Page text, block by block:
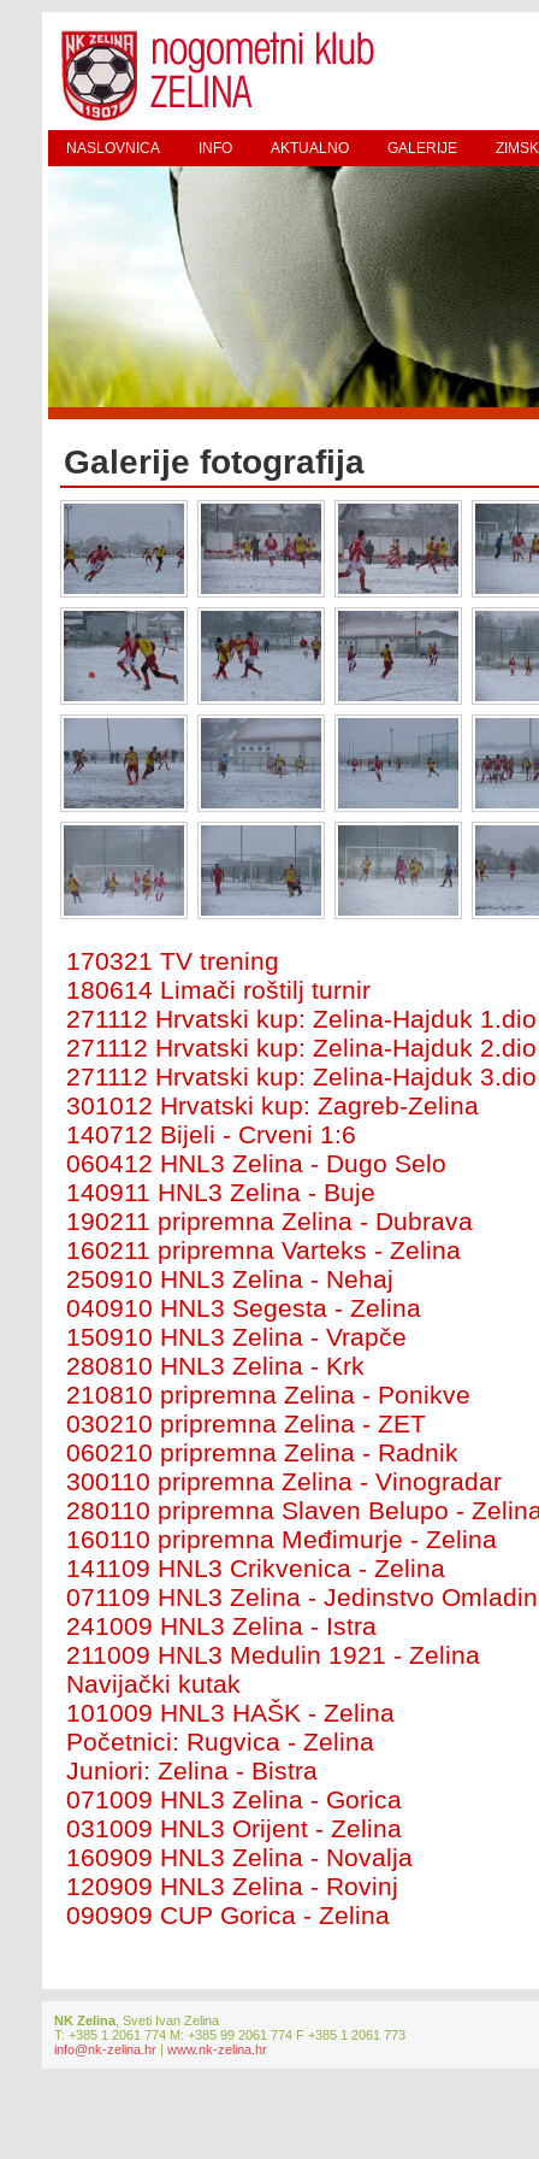
NASLOVNICA INFO AKTUALNO GALERIJE
Galerije fotografija
170321 TV trening
180614 Limači roštilj turnir
271112 Hrvatski kup: Zelina-Hajduk 1.dio
271112 Hrvatski kup: Zelina-Hajduk 2.dio
271112 Hrvatski kup: Zelina-Hajduk 3.dio
301012 Hrvatski kup: Zagreb-Zelina
140712 Bijeli - Crveni 1:6
060412 HNL3 Zelina - Dugo Selo
140911 HNL3 Zelina - Buje
190211 pripremna Zelina - Dubrava
160211 pripremna Varteks - Zelina
250910 HNL3 Zelina - Nehaj
040910 HNL3 Segesta - Zelina
150910 HNL3 Zelina - Vrapče
280810 HNL3 Zelina - Krk
210810 pripremna Zelina - Ponikve
030210 pripremna Zelina - ZET
060210 pripremna Zelina - Radnik
300110 pripremna Zelina - Vinogradar
280110 pripremna Slaven Belupo -
160110 pripremna Međimurje - Zelina
141109 HNL3 Crikvenica - Zelina
071109 HNL3 Zelina - Jedinstvo
241009 HNL3 Zelina - Istra
211009 HNL3 Medulin 1921 - Zelina
Navijački kutak
101009 HNL3 HAŠK - Zelina
Početnici: Rugvica - Zelina
Juniori: Zelina - Bistra
071009 HNL3 Zelina - Gorica
031009 HNL3 Orijent - Zelina
160909 HNL3 Zelina - Novalja
120909 HNL3 Zelina - Rovinj
090909 CUP Gorica - Zelina
NK Zelina , Sveti Ivan Zelina
T: +385 1 2061 774 M: +385 99 2061 774 F +385 1 2061 773
info@nk-zelina.hr | www.nk-zelina.hr